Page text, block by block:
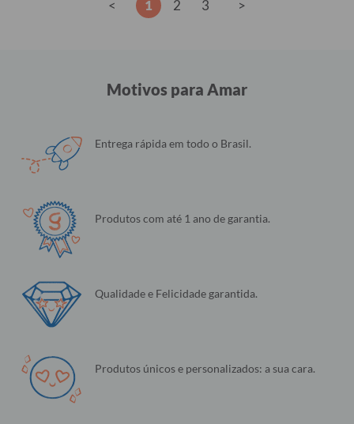
< 1 2 3 >
Motivos para Amar
Entrega rápida em todo o Brasil.
Produtos com até 1 ano de garantia.
Qualidade e Felicidade garantida.
Produtos únicos e personalizados: a sua cara.